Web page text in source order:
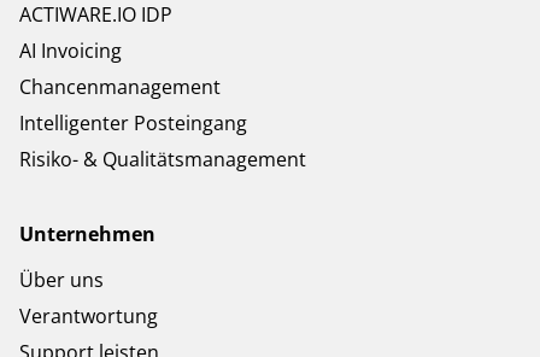
ACTIWARE.IO IDP
AI Invoicing
Chancenmanagement
Intelligenter Posteingang
Risiko- & Qualitätsmanagement
Unternehmen
Über uns
Verantwortung